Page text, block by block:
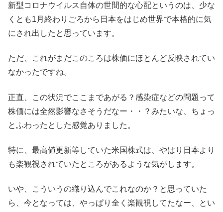
新型コロナウイルス自体の世間的な心配というのは、少な
くとも1月終わりごろから日本をはじめ世界で本格的に気
にされ出したと思っています。
ただ、これがまだこのころは株価にほとんど反映されてい
なかったですね。
正直、この状況でここまであがる？感染症などの問題って
株価には全然影響なさそうだなー・・？みたいな、ちょっ
とふわったとした感覚ありました。
特に、最高値更新等していた米国株式は、やはり日本より
も楽観視されていたところがあるような気がします。
いや、こういうの織り込んでこれなのか？と思っていた
ら、今となっては、やっぱり全く楽観視してたなー、とい